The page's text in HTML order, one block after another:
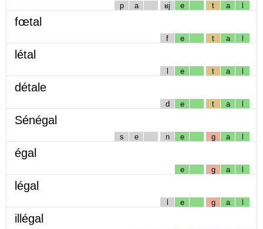
p a ʁj e t a l
fœtal
f e t a l
létal
l e t a l
détale
d e t a l
Sénégal
s e n e g a l
égal
e g a l
légal
l e g a l
illégal